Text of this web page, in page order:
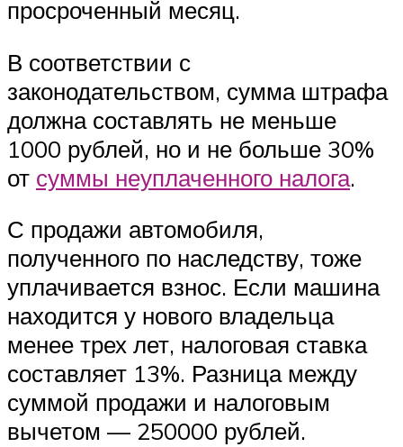
просроченный месяц.
В соответствии с
законодательством, сумма штрафа
должна составлять не меньше
1000 рублей, но и не больше 30%
от суммы неуплаченного налога.
С продажи автомобиля,
полученного по наследству, тоже
уплачивается взнос. Если машина
находится у нового владельца
менее трех лет, налоговая ставка
составляет 13%. Разница между
суммой продажи и налоговым
вычетом — 250000 рублей.